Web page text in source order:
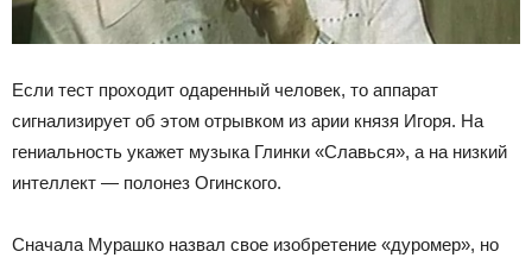
Если тест проходит одаренный человек, то аппарат
сигнализирует об этом отрывком из арии князя Игоря. На
гениальность укажет музыка Глинки «Славься», а на низкий
интеллект — полонез Огинского.
Сначала Мурашко назвал свое изобретение «дуромер», но